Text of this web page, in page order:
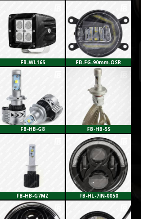
FB-WL16S FB-FG-90mm-OSR
FB-HB-G8 FB-HB-5S
FB-HB-G7MZ FB-HL-7IN-0050